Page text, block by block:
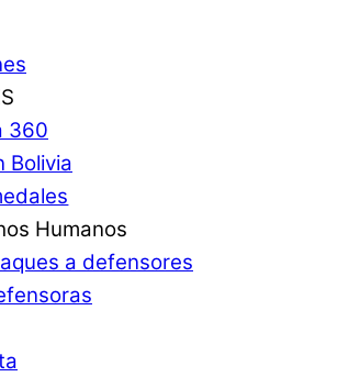
360
Bolivia
Humanos
a defensores